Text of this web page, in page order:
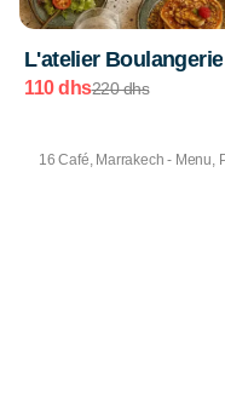
L'atelier Boulangerie
110 dhs220 dhs
16 Café, Marrakech - Menu,